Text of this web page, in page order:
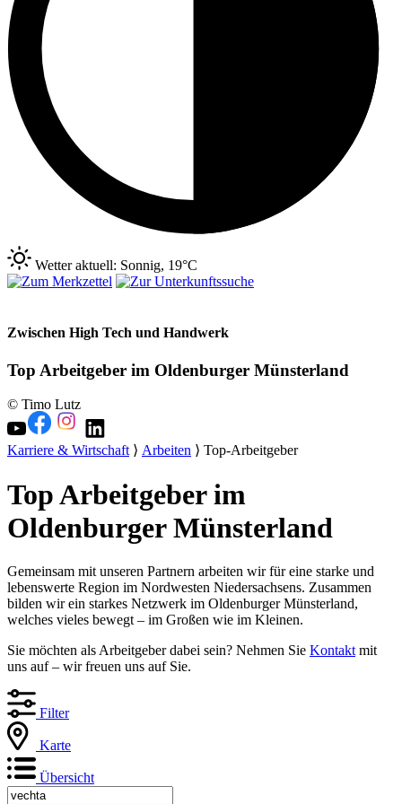
Wetter aktuell: Sonnig, 19°C
Zwischen High Tech und Handwerk
Top Arbeitgeber im Oldenburger Münsterland
© Timo Lutz
Karriere & Wirtschaft⟩ Arbeiten ⟩ Top-Arbeitgeber
Top Arbeitgeber im
Oldenburger Münsterland
Gemeinsam mit unseren Partnern arbeiten wir für eine starke und
lebenswerte Region im Nordwesten Niedersachsens. Zusammen
bilden wir ein starkes Netzwerk im Oldenburger Münsterland,
welches vieles bewegt – im Großen wie im Kleinen.
Sie möchten als Arbeitgeber dabei sein? Nehmen Sie Kontakt mit
uns auf – wir freuen uns auf Sie.
Filter
Karte
Übersicht